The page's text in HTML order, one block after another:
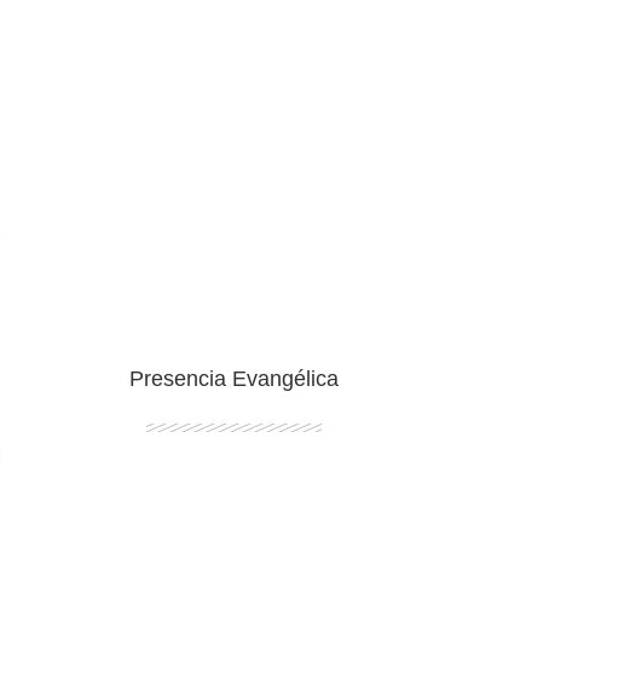
Presencia Evangélica